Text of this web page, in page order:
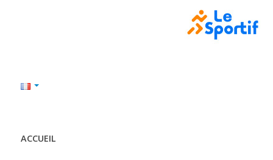
ACCUEIL